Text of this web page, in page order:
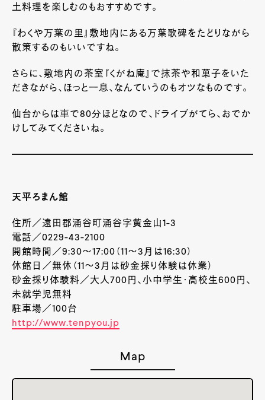
土料理を楽しむのもおすすめです。
『わくや万葉の里』敷地内にある万葉歌碑をたどりながら
散策するのもいいですね。
さらに、敷地内の茶室『くがね庵』で抹茶や和菓子をいた
だきながら、ほっと一息、なんていうのもオツなものです。
仙台からは車で80分ほどなので、ドライブがてら、おでか
けしてみてくださいね。
天平ろまん館
住所／ 遠田郡涌谷町涌谷字黄金山1-3
電話／ 0229-43-2100
開館時間／ 9:30～17:00（11～3月は16:30）
休館日／無休（11～3月は砂金採り体験は休業）
砂金採り体験料／大人700円、小中学生・高校生600円、
未就学児無料
駐車場／100台
http://www.tenpyou.jp
Map